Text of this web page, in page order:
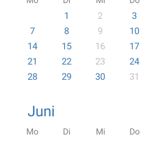
1 2 3
7
8 9 10
14
15 16 17
21
22 23 24
28
29 30 31
Juni
Mo Di Mi Do